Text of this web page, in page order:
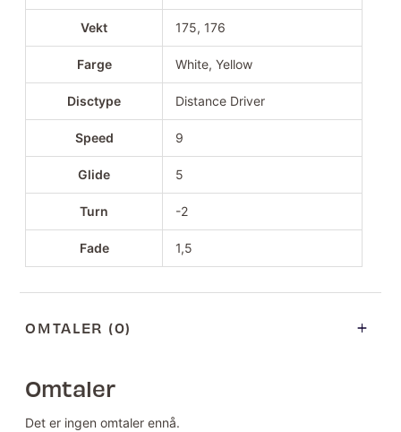
Vekt 175, 176
Farge White, Yellow
Disctype Distance Driver
Speed 9
Glide 5
Turn -2
Fade 1,5
OMTALER (0)
Omtaler
Det er ingen omtaler ennå.